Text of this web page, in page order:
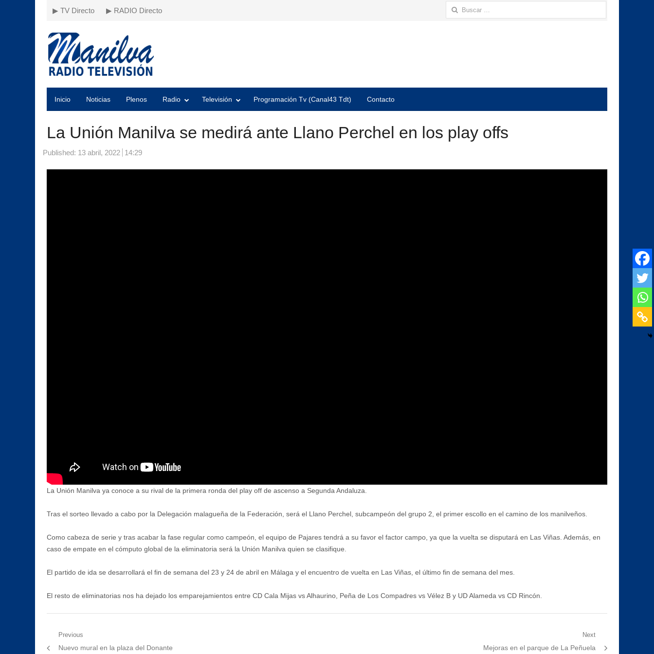
▶ TV Directo ▶ RADIO Directo Buscar:
Inicio Noticias Plenos Radio Televisión Programación Tv (Canal43 Tdt) Contacto
La Unión Manilva se medirá ante Llano Perchel en los play offs
Published: 13 abril, 2022 14:29
La Unión Manilva ya conoce a su rival de la primera ronda del play off de ascenso a Segunda Andaluza.
Tras el sorteo llevado a cabo por la Delegación malagueña de la Federación, será el Llano Perchel, subcampeón del grupo 2, el primer escollo en el camino de los manilveños.
Como cabeza de serie y tras acabar la fase regular como campeón, el equipo de Pajares tendrá a su favor el factor campo, ya que la vuelta se disputará en Las Viñas. Además, en
caso de empate en el cómputo global de la eliminatoria será la Unión Manilva quien se clasifique.
El partido de ida se desarrollará el fin de semana del 23 y 24 de abril en Málaga y el encuentro de vuelta en Las Viñas, el último fin de semana del mes.
El resto de eliminatorias nos ha dejado los emparejamientos entre CD Cala Mijas vs Alhaurino, Peña de Los Compadres vs Vélez B y UD Alameda vs CD Rincón.
Navegación
Previous
Previous
Nuevo mural en la plaza del Donante
Next
Next
Mejoras en el parque de La Peñuela